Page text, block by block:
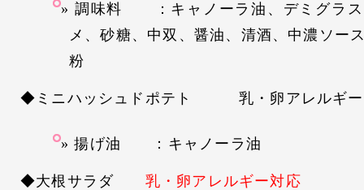
調味料 ：キャノーラ油、デミグラス
メ、砂糖、中双、醤油、清酒、中濃ソー
粉
◆ミニハッシュドポテト 乳・卵アレルギー
揚げ油 ：キャノーラ油
◆大根サラダ 乳・卵アレルギー対応